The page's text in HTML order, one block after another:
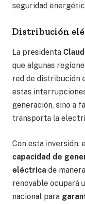
seguridad
Distribución
La presidenta
que algunas
red de distribución
estas
generación, sino a
transporta la
Con esta inversión,
capacidad de
eléctrica de
renovable ocupará
nacional para